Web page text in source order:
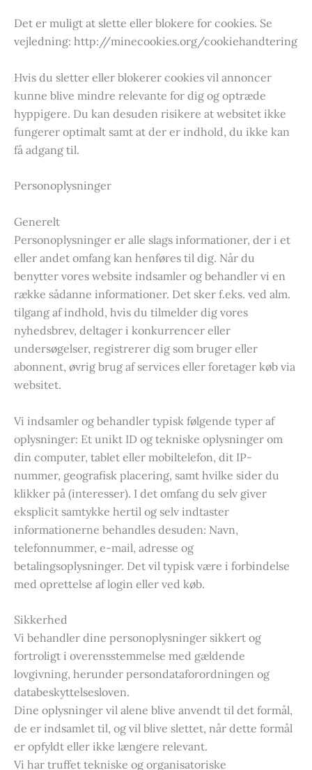
Det er muligt at slette eller blokere for cookies. Se
vejledning: http://minecookies.org/cookiehandtering
Hvis du sletter eller blokerer cookies vil annoncer
kunne blive mindre relevante for dig og optræde
hyppigere. Du kan desuden risikere at websitet ikke
fungerer optimalt samt at der er indhold, du ikke kan
få adgang til.
Personoplysninger
Generelt
Personoplysninger er alle slags informationer, der i et
eller andet omfang kan henføres til dig. Når du
benytter vores website indsamler og behandler vi en
række sådanne informationer. Det sker f.eks. ved alm.
tilgang af indhold, hvis du tilmelder dig vores
nyhedsbrev, deltager i konkurrencer eller
undersøgelser, registrerer dig som bruger eller
abonnent, øvrig brug af services eller foretager køb via
websitet.
Vi indsamler og behandler typisk følgende typer af
oplysninger: Et unikt ID og tekniske oplysninger om
din computer, tablet eller mobiltelefon, dit IP-
nummer, geografisk placering, samt hvilke sider du
klikker på (interesser). I det omfang du selv giver
eksplicit samtykke hertil og selv indtaster
informationerne behandles desuden: Navn,
telefonnummer, e-mail, adresse og
betalingsoplysninger. Det vil typisk være i forbindelse
med oprettelse af login eller ved køb.
Sikkerhed
Vi behandler dine personoplysninger sikkert og
fortroligt i overensstemmelse med gældende
lovgivning, herunder persondataforordningen og
databeskyttelsesloven.
Dine oplysninger vil alene blive anvendt til det formål,
de er indsamlet til, og vil blive slettet, når dette formål
er opfyldt eller ikke længere relevant.
Vi har truffet tekniske og organisatoriske